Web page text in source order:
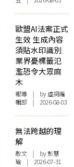
歐盟AI法案正式
生效 生成內容
須貼水印識別
業界憂標籤氾
濫恐令大眾麻
木
報導 | by 虛詞編
輯部 | 2026-08-03
無法跨越的理
解
散文 | by 彭慧
瑜 | 2026-07-31